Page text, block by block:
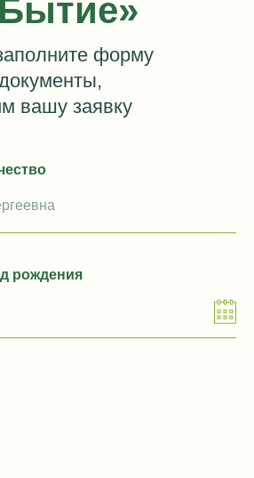
форму
вашу заявку
рождения